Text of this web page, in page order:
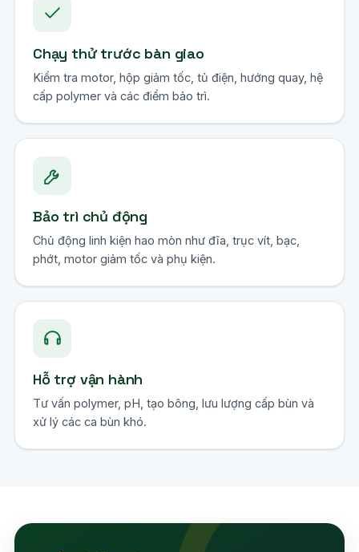
Chạy thử trước bàn giao
Kiểm tra motor, hộp giảm tốc, tủ điện, hướng quay, hệ
cấp polymer và các điểm bảo trì.
Bảo trì chủ động
Chủ động linh kiện hao mòn như đĩa, trục vít, bạc,
phớt, motor giảm tốc và phụ kiện.
Hỗ trợ vận hành
Tư vấn polymer, pH, tạo bông, lưu lượng cấp bùn và
xử lý các ca bùn khó.